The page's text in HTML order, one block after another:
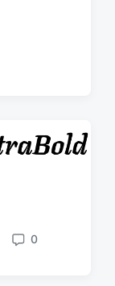
评
0